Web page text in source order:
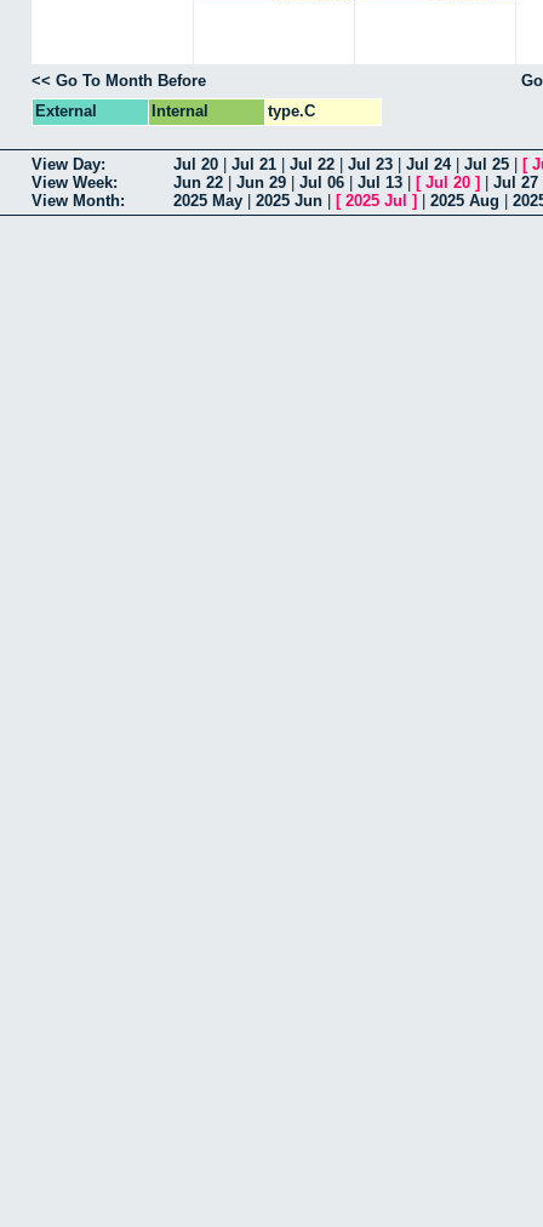
<< Go To Month Before
External
Internal type.C
View Day: Jul 20 Jul 21 Jul 22 Jul 23 Jul 24| Jul 25 [
View Week:
Jun 22 Jun 29 Jul 06 Jul 13 [ Jul 20 ] Jul 27
View Month:
2025 May 2025 Jun [ 2025 Jul ] 2025 Aug